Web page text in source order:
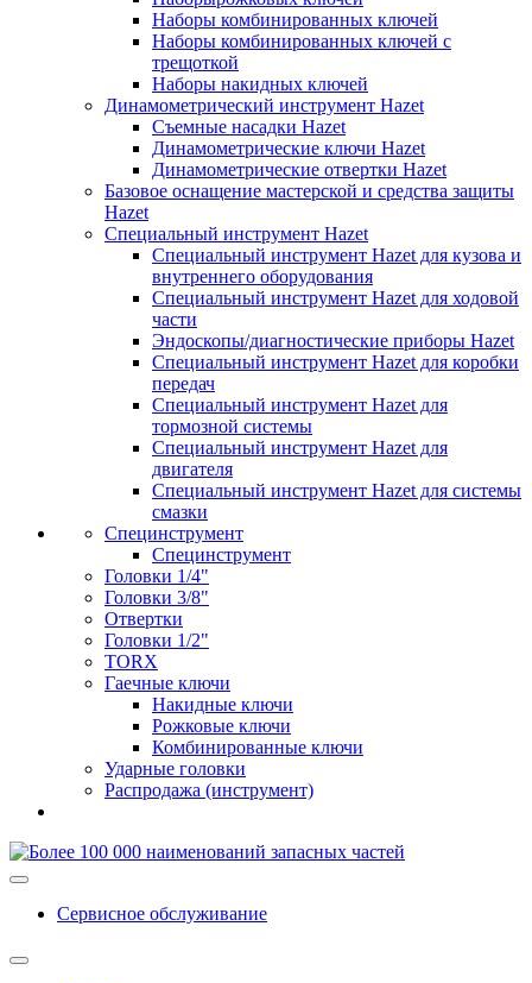
Наборы комбинированных ключей
Наборы комбинированных ключей с
трещоткой
Наборы накидных ключей
Динамометрический инструмент Hazet
Съемные насадки Hazet
Динамометрические ключи Hazet
Динамометрические отвертки Hazet
Базовое оснащение мастерской и средства защиты
Hazet
Специальный инструмент Hazet
Специальный инструмент Hazet для кузова и
внутреннего оборудования
Специальный инструмент Hazet для ходовой
части
Эндоскопы/диагностические приборы Hazet
Специальный инструмент Hazet для коробки
передач
Специальный инструмент Hazet для
тормозной системы
Специальный инструмент Hazet для
двигателя
Специальный инструмент Hazet для системы
смазки
Специнструмент
Специнструмент
Головки 1/4"
Головки 3/8"
Отвертки
Головки 1/2"
TORX
Гаечные ключи
Накидные ключи
Рожковые ключи
Комбинированные ключи
Ударные головки
Распродажа (инструмент)
Сервисное обслуживание